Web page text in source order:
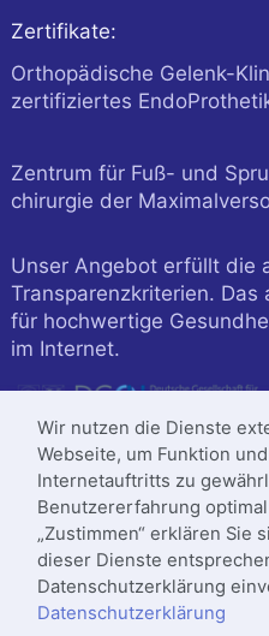
Zertifikate:
Orthopädische Gelenk-
zertifiziertes
Zentrum für Fuß- und
chirurgie der
Unser Angebot erfüllt die
Transparenzkriterien.
für hochwertige
im Internet.
Wir nutzen die Dienste
Webseite, um Funktion
Internetauftritts zu
Benutzererfahrung
„Zustimmen“ erklären Sie
dieser Dienste
Datenschutzerklärung
Datenschutzerklärung